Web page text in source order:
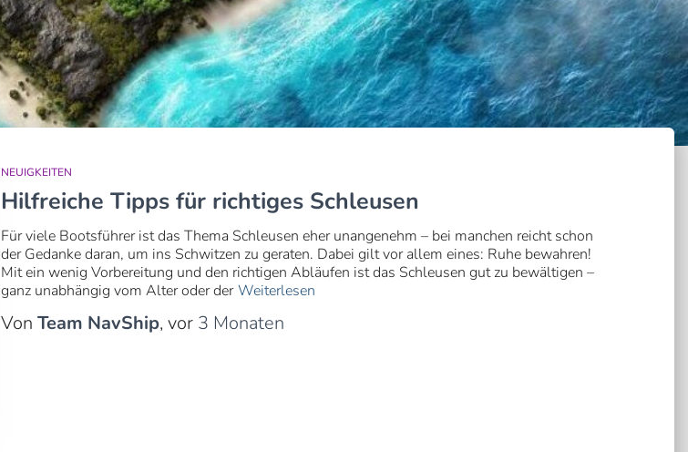
NEUIGKEITEN
Hilfreiche Tipps für richtiges Schleusen
Für viele Bootsführer ist das Thema Schleusen eher unangenehm – bei manchen reicht schon
der Gedanke daran, um ins Schwitzen zu geraten. Dabei gilt vor allem eines: Ruhe bewahren!
Mit ein wenig Vorbereitung und den richtigen Abläufen ist das Schleusen gut zu bewältigen –
ganz unabhängig vom Alter oder der Weiterlesen
Von Team NavShip, vor 3 Monaten